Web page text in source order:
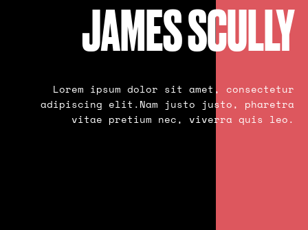
JAMES SCULLY
Lorem ipsum dolor sit amet, consectetur
adipiscing elit.Nam justo justo, pharetra
vitae pretium nec, viverra quis leo.